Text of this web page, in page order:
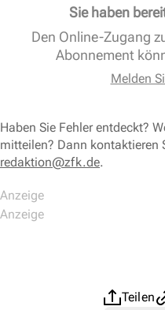
Sie haben
Den Online-Zugang
Abonnement
Melden
Haben Sie Fehler entdeckt?
mitteilen? Dann kontaktieren
redaktion@zfk.de.
Teilen